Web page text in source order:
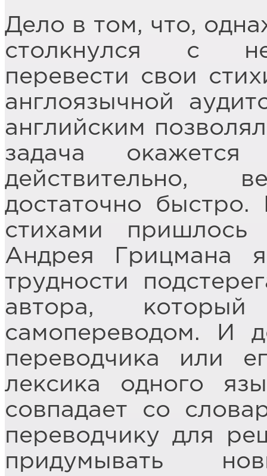
Дело в том, что,
столкнулся с
перевести свои
англоязычной
английским
задача
действительно,
достаточно
стихами пришлось
Андрея Грицмана
трудности
автора, который
самопереводом. И
переводчика или
лексика одного
совпадает со
переводчику для
придумывать